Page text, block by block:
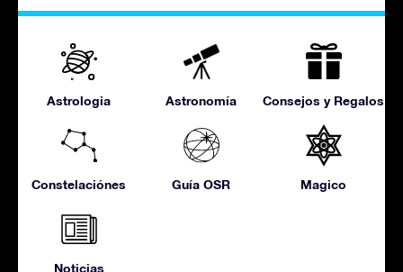
Astrologia Astronomía Consejos y Regalos
Constelaciónes Guía OSR Magico
Noticias